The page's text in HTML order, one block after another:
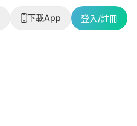
下載App 登入/註冊